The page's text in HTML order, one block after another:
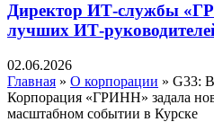
Директор ИТ-службы
лучших ИТ-
02.06.2026
Главная » О корпорации » G33:
Корпорация «ГРИНН» задала
масштабном событии в Курске